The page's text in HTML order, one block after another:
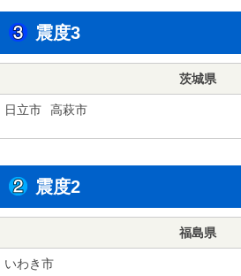
震度3
茨城県
日立市 高萩市
震度2
福島県
いわき市